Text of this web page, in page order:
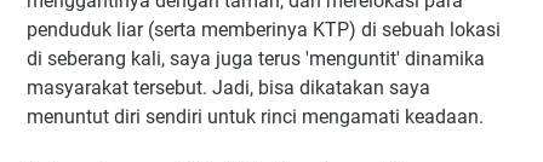
penduduk liar (serta memberinya KTP) di sebuah lokasi
di seberang kali, saya juga terus 'menguntit' dinamika
masyarakat tersebut. Jadi, bisa dikatakan saya
menuntut diri sendiri untuk rinci mengamati keadaan.